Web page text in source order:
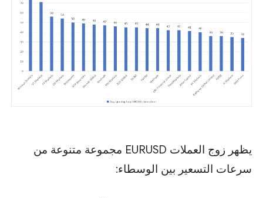
يظهر زوج العملات EURUSD مجموعة متنوعة من
سرعات التسعير بين الوسطاء: